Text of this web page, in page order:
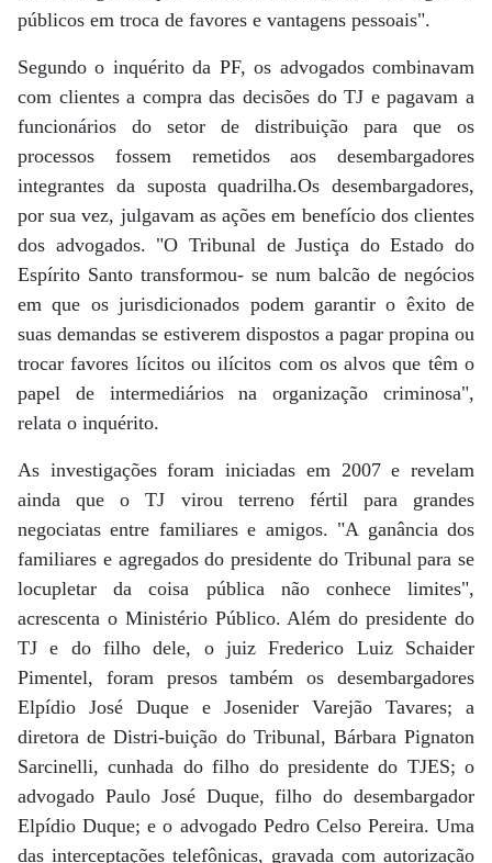
públicos em troca de favores e vantagens pessoais".
Segundo o inquérito da PF, os advogados combinavam
com clientes a compra das decisões do TJ e pagavam a
funcionários do setor de distribuição para que os
processos fossem remetidos aos desembargadores
integrantes da suposta quadrilha.Os desembargadores,
por sua vez, julgavam as ações em benefício dos clientes
dos advogados. "O Tribunal de Justiça do Estado do
Espírito Santo transformou- se num balcão de negócios
em que os jurisdicionados podem garantir o êxito de
suas demandas se estiverem dispostos a pagar propina ou
trocar favores lícitos ou ilícitos com os alvos que têm o
papel de intermediários na organização criminosa",
relata o inquérito.
As investigações foram iniciadas em 2007 e revelam
ainda que o TJ virou terreno fértil para grandes
negociatas entre familiares e amigos. "A ganância dos
familiares e agregados do presidente do Tribunal para se
locupletar da coisa pública não conhece limites",
acrescenta o Ministério Público. Além do presidente do
TJ e do filho dele, o juiz Frederico Luiz Schaider
Pimentel, foram presos também os desembargadores
Elpídio José Duque e Josenider Varejão Tavares; a
diretora de Distri-buição do Tribunal, Bárbara Pignaton
Sarcinelli, cunhada do filho do presidente do TJES; o
advogado Paulo José Duque, filho do desembargador
Elpídio Duque; e o advogado Pedro Celso Pereira. Uma
das interceptações telefônicas, gravada com autorização